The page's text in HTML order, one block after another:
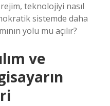
teknolojiyi nasıl
sistemde daha
yolu mu açılır?
ve